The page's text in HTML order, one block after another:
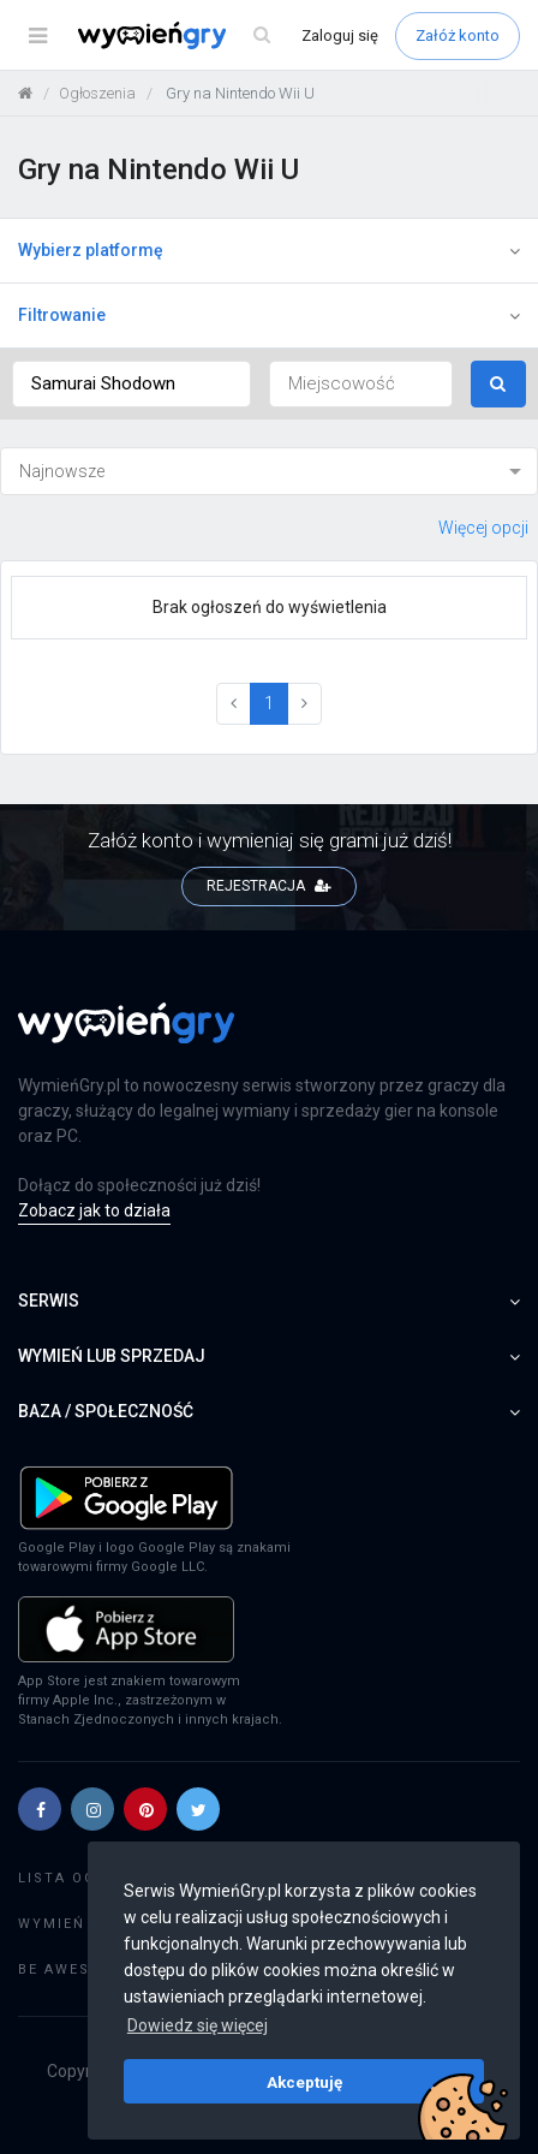
Serwis WymieńGry.pl korzysta z plików cookies
w celu realizacji usług społecznościowych i
funkcjonalnych. Warunki przechowywania lub
dostępu do plików cookies można określić w
ustawieniach przeglądarki internetowej.
Dowiedz się więcej
Akceptuję
Menu Zaloguj się Załóż konto
Ogłoszenia Gry na Nintendo Wii U
Gry na Nintendo Wii U
Wybierz platformę
Filtrowanie
Więcej opcji
Brak ogłoszeń do wyświetlenia
1 (current)
Załóż konto i wymieniaj się grami już dziś!
REJESTRACJA
WymieńGry.pl to nowoczesny serwis stworzony przez graczy dla
graczy, służący do legalnej wymiany i sprzedaży gier na konsole
oraz PC.
Dołącz do społeczności już dziś!
Zobacz jak to działa
SERWIS
WYMIEŃ LUB SPRZEDAJ
BAZA / SPOŁECZNOŚĆ
Google Play i logo Google Play są znakami
towarowymi firmy Google LLC.
App Store jest znakiem towarowym
firmy Apple Inc., zastrzeżonym w
Stanach Zjednoczonych i innych krajach.
LISTA OGŁOSZEŃ:
WYMIEŃ GRY: Dodaj ogłoszenie
BE AWESOME: Weryfikacja konta
Copyright © 2019 - 2026
Wszystkie prawa
v2.8.4